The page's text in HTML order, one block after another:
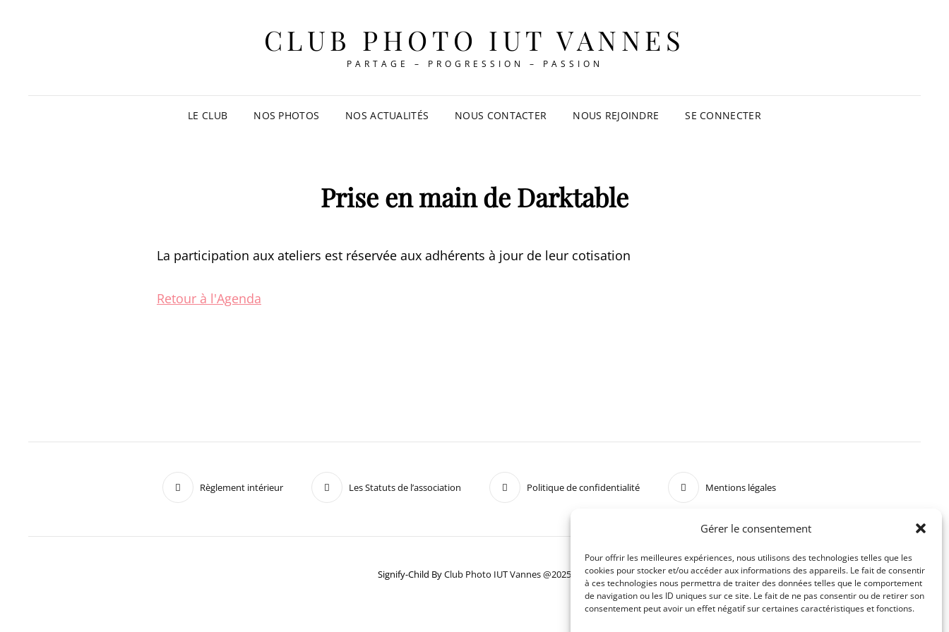
Gérer le consentement
Pour offrir les meilleures expériences, nous utilisons des technologies telles que les
cookies pour stocker et/ou accéder aux informations des appareils. Le fait de consentir
à ces technologies nous permettra de traiter des données telles que le comportement
de navigation ou les ID uniques sur ce site. Le fait de ne pas consentir ou de retirer son
consentement peut avoir un effet négatif sur certaines caractéristiques et fonctions.
CLUB PHOTO IUT VANNES
PARTAGE – PROGRESSION – PASSION
LE CLUB NOS PHOTOS NOS ACTUALITÉS NOUS CONTACTER NOUS REJOINDRE SE CONNECTER
Prise en main de Darktable
La participation aux ateliers est réservée aux adhérents à jour de leur cotisation
Retour à l'Agenda
Règlement intérieur Les Statuts de l’association Politique de confidentialité Mentions légales
Signify-Child ByClub Photo IUT Vannes @2025